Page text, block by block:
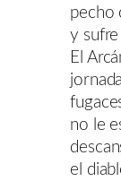
pecho
y
El
no le
el